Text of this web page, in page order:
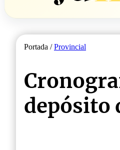
Portada /Provincial
depósito